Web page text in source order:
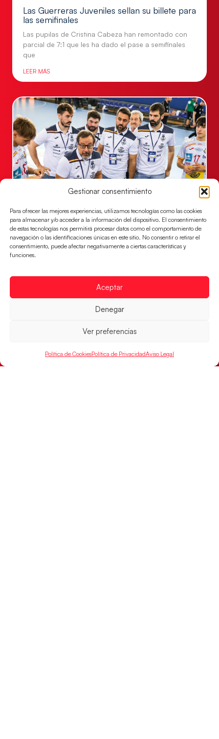
Gestionar consentimiento
Para ofrecer las mejores experiencias, utilizamos tecnologías como las cookies
para almacenar y/o acceder a la información del dispositivo. El consentimiento
de estas tecnologías nos permitirá procesar datos como el comportamiento de
navegación o las identificaciones únicas en este sitio. No consentir o retirar el
consentimiento, puede afectar negativamente a ciertas características y
funciones.
Aceptar
Denegar
Ver preferencias
Política de CookiesPolítica de PrivacidadAviso Legal
Las Guerreras Juveniles sellan su billete para
las semifinales
Las pupilas de Cristina Cabeza han remontado con
parcial de 7:1 que les ha dado el pase a semifinales
que
LEER MÁS
Un clásico ante Francia para buscar el
billete a semifinales del EHF EURO 2026
Los Hispanos Juveniles se enfrentarán a Francia en los
cuartos de final, este jueves a las 17:00h.
LEER MÁS